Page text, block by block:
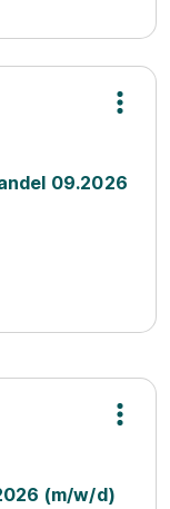
09.2026
(m/w/d)